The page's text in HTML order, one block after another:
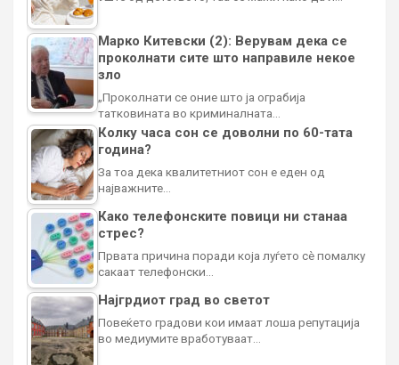
Марко Китевски (2): Верувам дека се
проколнати сите што направиле некое
зло
„Проколнати се оние што ја ограбија
татковината во криминалната…
Колку часа сон се доволни по 60-тата
година?
За тоа дека квалитетниот сон е еден од
најважните…
Како телефонските повици ни станаа
стрес?
Првата причина поради која луѓето сè помалку
сакаат телефонски…
Најгрдиот град во светот
Повеќето градови кои имаат лоша репутација
во медиумите вработуваат…